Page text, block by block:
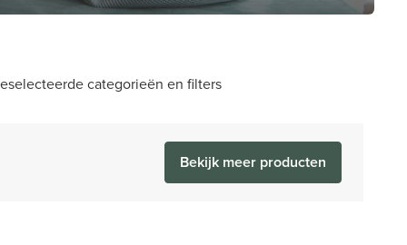
categorieën en filters
Bekijk meer producten